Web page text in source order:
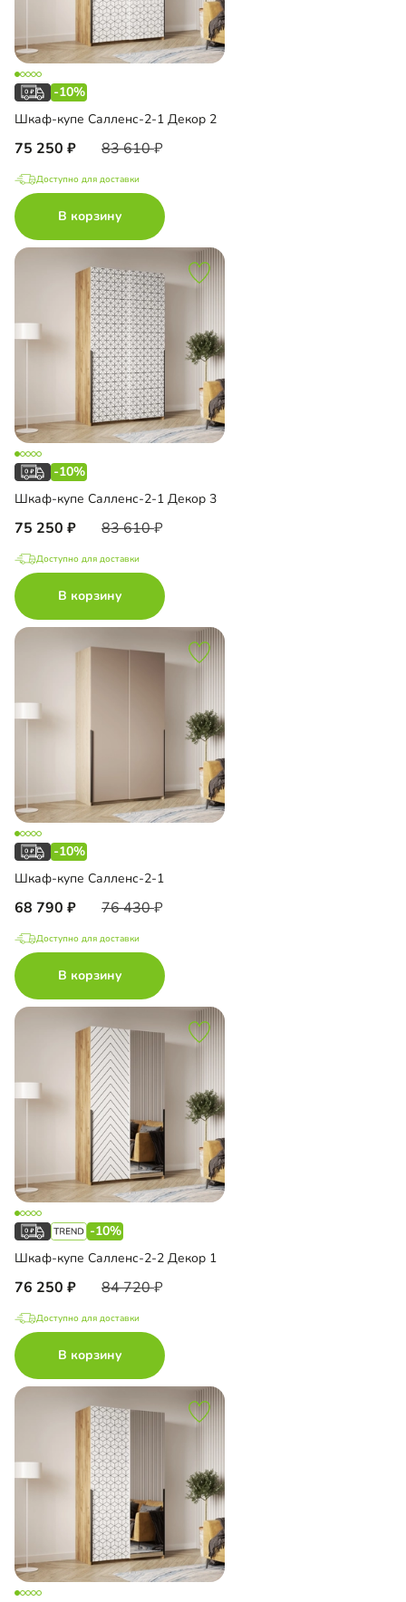
-10%
Шкаф-купе Салленс-2-1 Декор 2
75 250 83 610
Доступно для доставки
В корзину
-10%
Шкаф-купе Салленс-2-1 Декор 3
75 250 83 610
Доступно для доставки
В корзину
-10%
Шкаф-купе Салленс-2-1
68 790 76 430
Доступно для доставки
В корзину
-10%
Шкаф-купе Салленс-2-2 Декор 1
76 250 84 720
Доступно для доставки
В корзину